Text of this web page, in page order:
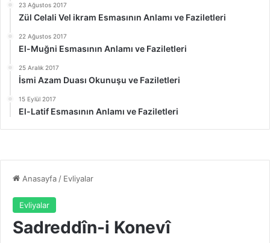
23 Ağustos 2017
Zül Celali Vel ikram Esmasının Anlamı ve Faziletleri
22 Ağustos 2017
El-Muğni Esmasının Anlamı ve Faziletleri
25 Aralık 2017
İsmi Azam Duası Okunuşu ve Faziletleri
15 Eylül 2017
El-Latif Esmasının Anlamı ve Faziletleri